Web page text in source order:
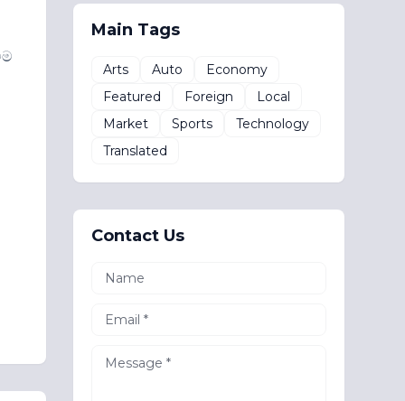
Main Tags
Arts Auto
Economy
Featured
Foreign
Local
Market
Sports
Technology
Translated
Contact Us